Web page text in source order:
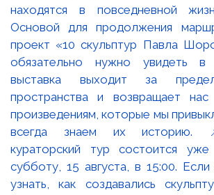
находятся в повседневной
Основой для продолжения
проект «10 скульптур Павла
обязательно нужно увидеть
выставка выходит за
пространства и возвращает
произведениям, которые мы
всегда знаем их историю.
кураторский тур состоится
субботу, 15 августа, в 15:00.
узнать, как создавались